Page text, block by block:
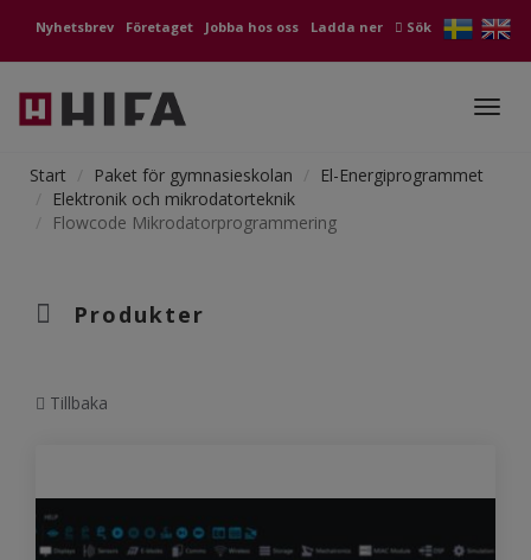
Nyhetsbrev Företaget Jobba hos oss Ladda ner Sök
Start
Paket för gymnasieskolan
El-Energiprogrammet
Elektronik och mikrodatorteknik
Flowcode Mikrodatorprogrammering
Produkter
Tillbaka